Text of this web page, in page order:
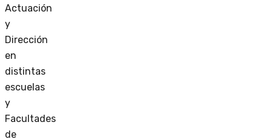
Actuación
y
Dirección
en
distintas
escuelas
y
Facultades
de